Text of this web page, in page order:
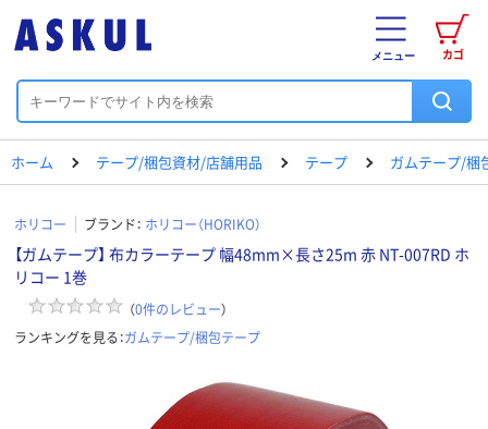
カゴ
メニュー
ホーム テープ/梱包資材/店舗用品 テープ ガムテープ/梱
ホリコー ブランド： ホリコー（HORIKO）
【ガムテープ】 布カラーテープ 幅48mm×長さ25m 赤 NT-007RD ホ
リコー 1巻
（0件のレビュー）
ランキングを見る：ガムテープ/梱包テープ